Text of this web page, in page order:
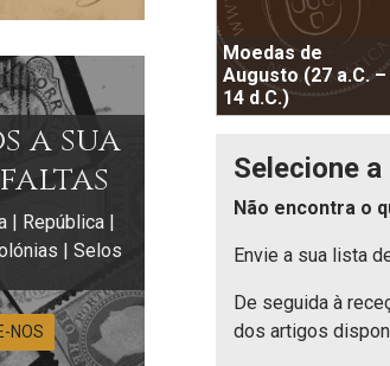
a sua
| República |
| Selos
NOS
Moedas de
Augusto (27 a.C. –
14 d.C.)
Selecione
Não encontra o
Envie a sua lista
De seguida à
dos artigos